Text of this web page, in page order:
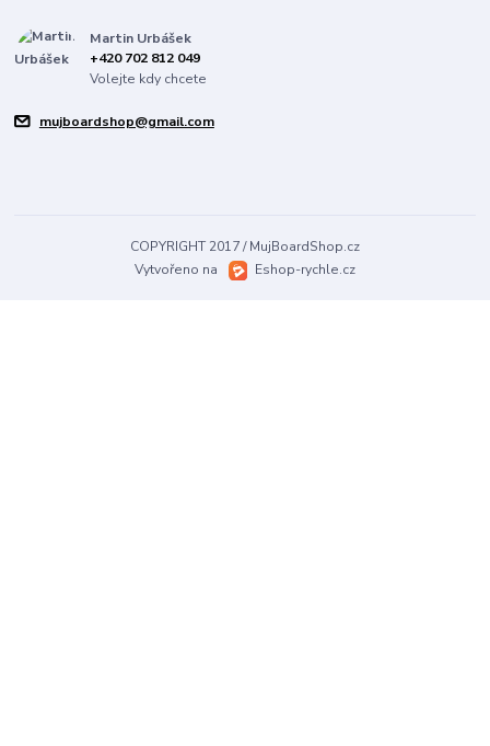
Martin Urbášek
+420 702 812 049
Volejte kdy chcete
mujboardshop@gmail.com
COPYRIGHT 2017 / MujBoardShop.cz
Vytvořeno na
Eshop-rychle.cz